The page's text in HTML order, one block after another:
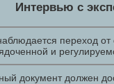
Интервью с
переход от
и
документ должен